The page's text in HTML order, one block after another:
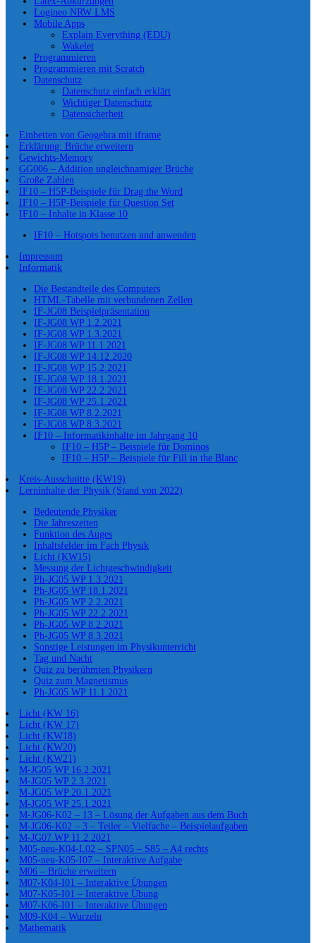
Logineo NRW LMS
Mobile Apps
Explain Everything (EDU)
Wakelet
Programmieren
Programmieren mit Scratch
Datenschutz
Datenschutz einfach erklärt
Wichtiger Datenschutz
Datensicherheit
Einbetten von Geogebra mit iframe
Erklärung: Brüche erweitern
Gewichts-Memory
GG006 – Addition ungleichnamiger Brüche
Große Zahlen
IF10 – H5P-Beispiele für Drag the Word
IF10 – H5P-Beispiele für Question Set
IF10 – Inhalte in Klasse 10
IF10 – Hotspots benutzen und anwenden
Impressum
Informatik
Die Bestandteile des Computers
HTML-Tabelle mit verbundenen Zellen
IF-JG08 Beispielpräsentation
IF-JG08 WP 1.2.2021
IF-JG08 WP 1.3.2021
IF-JG08 WP 11.1.2021
IF-JG08 WP 14.12.2020
IF-JG08 WP 15.2.2021
IF-JG08 WP 18.1.2021
IF-JG08 WP 22.2.2021
IF-JG08 WP 25.1.2021
IF-JG08 WP 8.2.2021
IF-JG08 WP 8.3.2021
IF10 – Informatikinhalte im Jahrgang 10
IF10 – H5P – Beispiele für Dominos
IF10 – H5P – Beispiele für Fill in the Blanc
Kreis-Ausschnitte (KW19)
Lerninhalte der Physik (Stand von 2022)
Bedeutende Physiker
Die Jahreszeiten
Funktion des Auges
Inhaltsfelder im Fach Physik
Licht (KW15)
Messung der Lichtgeschwindigkeit
Ph-JG05 WP 1.3.2021
Ph-JG05 WP 18.1.2021
Ph-JG05 WP 2.2.2021
Ph-JG05 WP 22.2.2021
Ph-JG05 WP 8.2.2021
Ph-JG05 WP 8.3.2021
Sonstige Leistungen im Physikunterricht
Tag und Nacht
Quiz zu berühmten Physikern
Quiz zum Magnetismus
Ph-JG05 WP 11.1.2021
Licht (KW 16)
Licht (KW 17)
Licht (KW18)
Licht (KW20)
Licht (KW21)
M-JG05 WP 16.2.2021
M-JG05 WP 2.3.2021
M-JG05 WP 20.1.2021
M-JG05 WP 25.1.2021
M-JG06-K02 – 13 – Lösung der Aufgaben aus dem Buch
M-JG06-K02 – 3 – Teiler – Vielfache – Beispielaufgaben
M-JG07 WP 11.2.2021
M05-neu-K04-L02 – SPN05 – S85 – A4 rechts
M05-neu-K05-I07 – Interaktive Aufgabe
M06 – Brüche erweitern
M07-K04-I01 – Interaktive Übungen
M07-K05-I01 – Interaktive Übung
M07-K06-I01 – Interaktive Übungen
M09-K04 – Wurzeln
Mathematik